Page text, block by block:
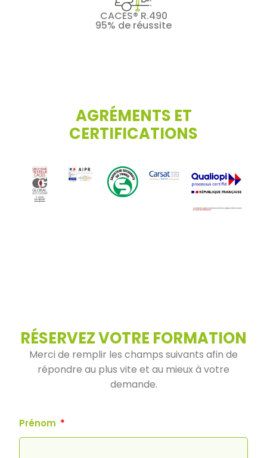
CACES® R.490
95% de réussite
AGRÉMENTS ET
CERTIFICATIONS
RÉSERVEZ VOTRE FORMATION
Merci de remplir les champs suivants afin de
répondre au plus vite et au mieux à votre
demande.
Prénom